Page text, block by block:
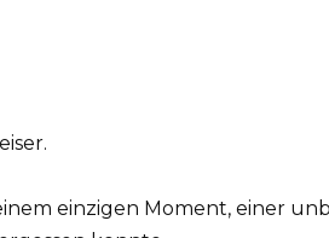
einzigen Moment, einer